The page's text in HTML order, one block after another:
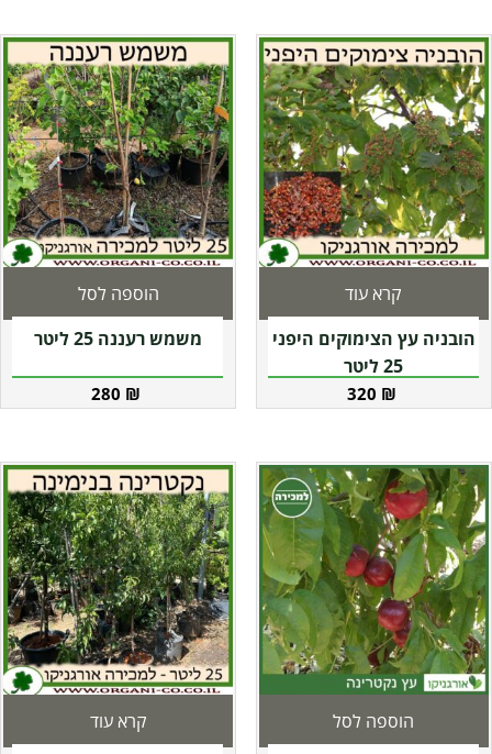
הובניה עץ הצימוקים היפני
25 ליטר
320 ₪
קרא עוד
משמש רעננה 25 ליטר
280 ₪
הוספה לסל
הוספה לסל קרא עוד